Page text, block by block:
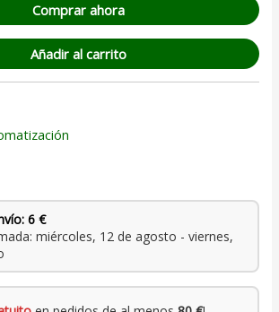
Comprar ahora
Añadir al carrito
6 €
miércoles, 12 de agosto - viernes,